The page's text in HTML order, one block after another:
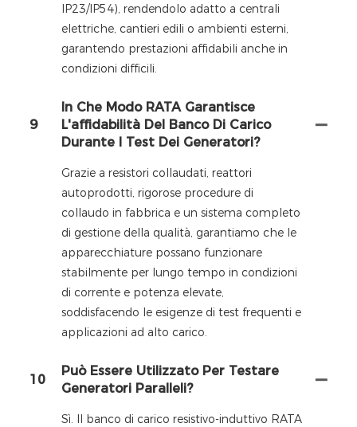
IP23/IP54), rendendolo adatto a centrali
elettriche, cantieri edili o ambienti esterni,
garantendo prestazioni affidabili anche in
condizioni difficili.
9
In Che Modo RATA Garantisce
L'affidabilità Del Banco Di Carico
Durante I Test Dei Generatori?
Grazie a resistori collaudati, reattori
autoprodotti, rigorose procedure di
collaudo in fabbrica e un sistema completo
di gestione della qualità, garantiamo che le
apparecchiature possano funzionare
stabilmente per lungo tempo in condizioni
di corrente e potenza elevate,
soddisfacendo le esigenze di test frequenti e
applicazioni ad alto carico.
10
Può Essere Utilizzato Per Testare
Generatori Paralleli?
Sì. Il banco di carico resistivo-induttivo RATA